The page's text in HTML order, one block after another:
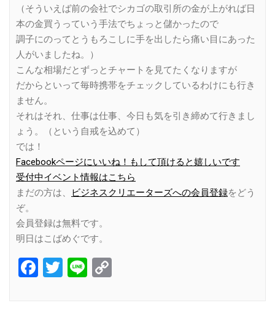
（そういえば前の会社でシカゴの取引所の金が上がれば日
本の金買うっていう手法でちょっと儲かったので
調子にのってとうもろこしに手を出したら痛い目にあった
人がいましたね。）
こんな相場だとずっとチャートを見てたくなりますが
だからといって毎時携帯をチェックしているわけにも行き
ません。
それはそれ、仕事は仕事、今日も気を引き締めて行きまし
ょう。（という自戒を込めて）
では！
Facebookページにいいね！もして頂けると嬉しいです
受付中イベント情報はこちら
まだの方は、
ビジネスクリエーターズへの会員登録をどう
ぞ。
会員登録は無料です。
明日はこばめぐです。
Facebook
Twitter
Line